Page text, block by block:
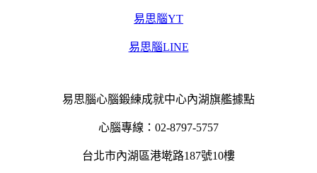
易思腦YT
易思腦LINE
易思腦心腦鍛練成就中心內湖旗艦據點
心腦專線：02-8797-5757
台北市內湖區港墘路187號10樓